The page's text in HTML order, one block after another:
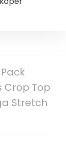
Crop Top
Stretch